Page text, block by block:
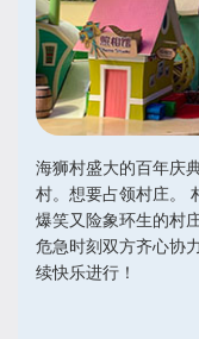
海狮村盛大的百年庆
村。想要占领村庄。
爆笑又险象环生的村
危急时刻双方齐心协
续快乐进行！